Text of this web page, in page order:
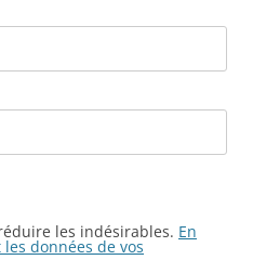
les indésirables. En
données de vos